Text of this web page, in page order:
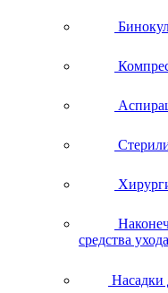
средства ухода
Насадки